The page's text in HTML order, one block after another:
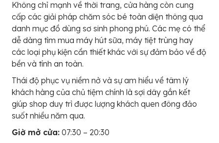
Không chỉ mạnh về thời trang, cửa hàng còn cung
cấp các giải pháp chăm sóc bé toàn diện thông qua
danh mục đồ dùng sơ sinh phong phú. Các mẹ có thể
dễ dàng tìm mua máy hút sữa, máy tiệt trùng hay
các loại phụ kiện cần thiết khác với sự đảm bảo về độ
bền và tính an toàn.
Thái độ phục vụ niềm nở và sự am hiểu về tâm lý
khách hàng của chủ tiệm chính là sợi dây gắn kết
giúp shop duy trì được lượng khách quen đông đảo
suốt nhiều năm qua.
Giờ mở cửa: 07:30 – 20:30